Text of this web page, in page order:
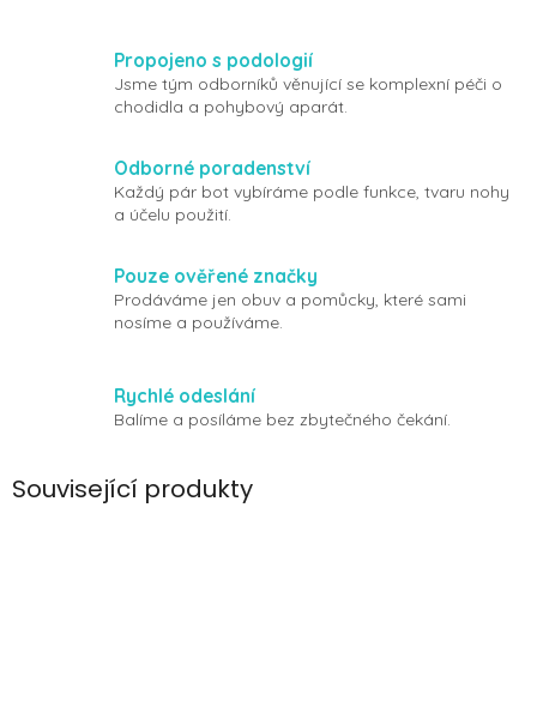
Propojeno s podologií
Jsme tým odborníků věnující se komplexní péči o
chodidla a pohybový aparát.
Odborné poradenství
Každý pár bot vybíráme podle funkce, tvaru nohy
a účelu použití.
Pouze ověřené značky
Prodáváme jen obuv a pomůcky, které sami
nosíme a používáme.
Rychlé odeslání
Balíme a posíláme bez zbytečného čekání.
Související produkty